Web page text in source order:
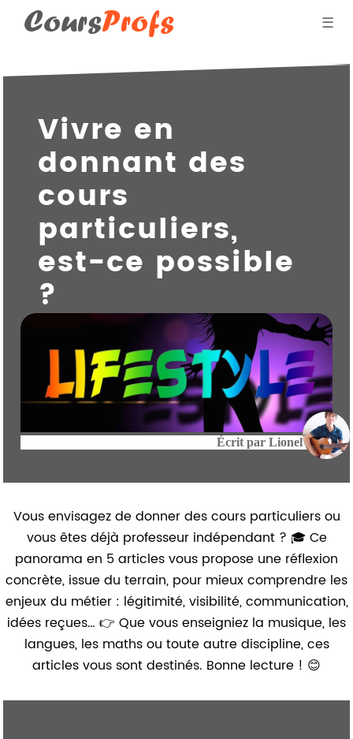
CoursProfs
Blog des professeurs
Qui suis-je ?
☰
Vivre en
donnant des
cours
particuliers,
est-ce possible
?
Écrit par Lionel
Vous envisagez de donner des cours particuliers ou
vous êtes déjà professeur indépendant ? 🎓 Ce
panorama en 5 articles vous propose une réflexion
concrète, issue du terrain, pour mieux comprendre les
enjeux du métier : légitimité, visibilité, communication,
idées reçues… 👉 Que vous enseigniez la musique, les
langues, les maths ou toute autre discipline, ces
articles vous sont destinés. Bonne lecture ! 😊